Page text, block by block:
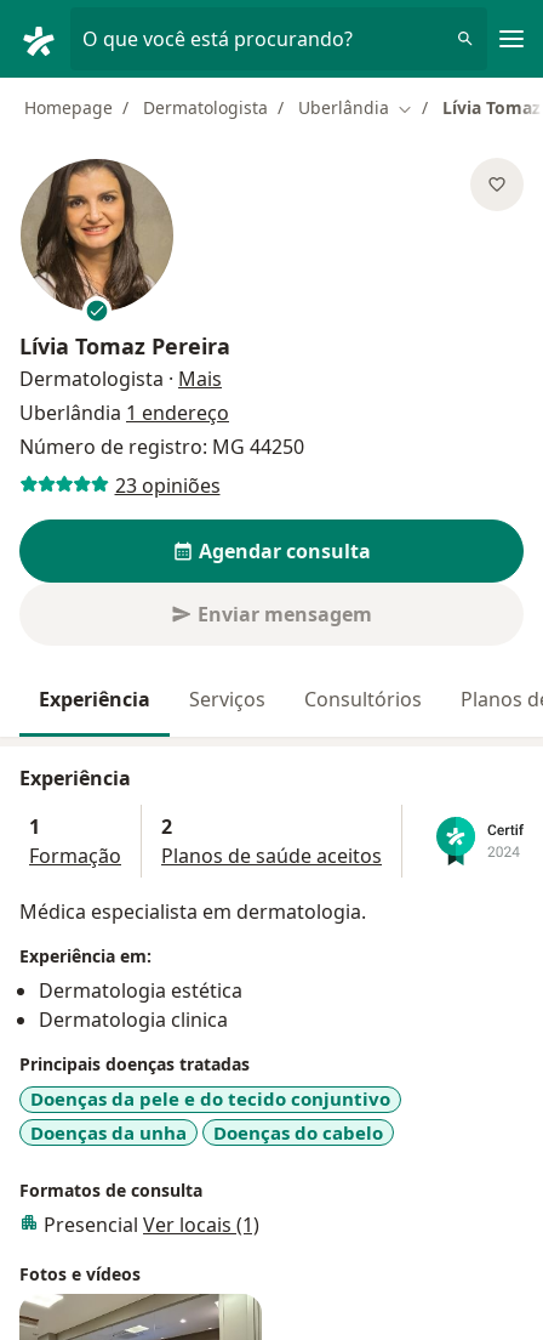
O que você está procurando?
Homepage Dermatologista Uberlândia Mudar de cidade
Lívia
Lívia Tomaz Pereira
Dermatologista · Mais
Uberlândia 1 endereço
Número de registro: MG 44250
23 opiniões
Agendar consulta
Enviar mensagem
Experiência Serviços Consultórios Planos
Experiência
1
Formação
2
Planos de saúde aceitos
Médica especialista em dermatologia.
Experiência em:
Dermatologia estética
Dermatologia clinica
Principais doenças tratadas
Doenças da pele e do tecido conjuntivo
Doenças da unha
Doenças do cabelo
Formatos de consulta
Presencial Ver locais (1)
Fotos e vídeos